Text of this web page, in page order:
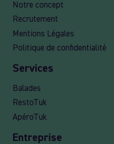
Notre concept
Recrutement
Mentions Légales
Politique de confidentialité
Services
Balades
RestoTuk
ApéroTuk
Entreprise